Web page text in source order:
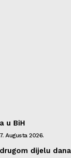
u BiH
7. Augusta 2026.
dijelu